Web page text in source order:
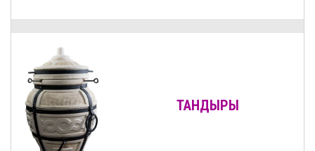
ТАНДЫРЫ